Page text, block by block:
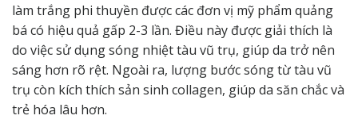
làm trắng phi thuyền được các đơn vị mỹ phẩm quảng
bá có hiệu quả gấp 2-3 lần. Điều này được giải thích là
do việc sử dụng sóng nhiệt tàu vũ trụ, giúp da trở nên
sáng hơn rõ rệt. Ngoài ra, lượng bước sóng từ tàu vũ
trụ còn kích thích sản sinh collagen, giúp da săn chắc và
trẻ hóa lâu hơn.